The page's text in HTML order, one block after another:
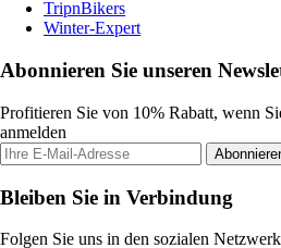
TripnBikers
Winter-Expert
Abonnieren Sie unseren
Profitieren Sie von 10% Rabatt, wenn
anmelden
Bleiben Sie in Verbindung
Folgen Sie uns in den sozialen